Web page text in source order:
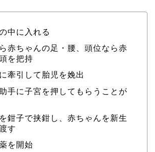
中に入れる
赤ちゃんの足・腰、頭位なら赤
を把持
牽引して胎児を娩出
手に子宮を押してもらうことが
鉗子で挟鉗し、赤ちゃんを新生
す
を開始